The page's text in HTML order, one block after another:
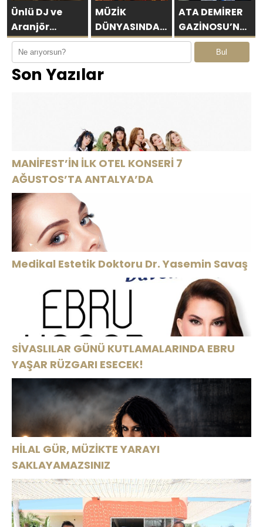
Ünlü DJ ve
Aranjör
Mahmut
Görgen’den
Yeni
MÜZİK
DÜNYASINDA
DEVRİM:
YAPAY ZEKÂ
İMZASI!
ATA DEMİRER
GAZİNOSU’NA
ALTINOLUK’TA
BİNLERCE
Bul
Son Yazılar
MANİFEST’İN İLK OTEL KONSERİ 7
AĞUSTOS’TA ANTALYA’DA
Medikal Estetik Doktoru Dr. Yasemin Savaş
SİVASLILAR GÜNÜ KUTLAMALARINDA EBRU
YAŞAR RÜZGARI ESECEK!
HİLAL GÜR, MÜZİKTE YARAYI
SAKLAYAMAZSINIZ